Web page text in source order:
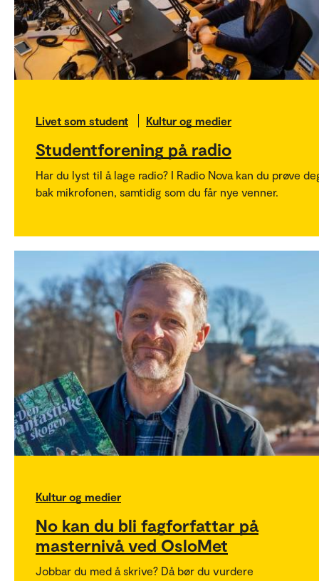
Livet som student Kultur og medier
Studentforening på radio
Har du lyst til å lage radio? I Radio Nova kan du prøve
bak mikrofonen, samtidig som du får nye venner.
Kultur og medier
No kan du bli fagforfattar på
masternivå ved OsloMet
Jobbar du med å skrive? Då bør du vurdere